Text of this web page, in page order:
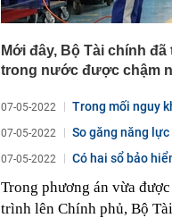
Mới đây, Bộ Tài chính
trong nước được chậm
07-05-2022 Trong mối nguy
07-05-2022 So găng năng
07-05-2022 Có hai sổ bảo
Trong phương án vừa được
trình lên Chính phủ, Bộ Tài